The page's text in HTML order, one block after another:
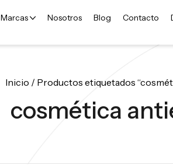
Marcas Nosotros Blog Contacto
Inicio / Productos etiquetados
cosmética